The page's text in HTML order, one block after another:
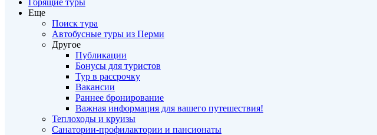
Горящие туры
Еще
Поиск тура
Автобусные туры из Перми
Другое
Публикации
Бонусы для туристов
Тур в рассрочку
Вакансии
Раннее бронирование
Важная информация для вашего путешествия!
Теплоходы и круизы
Санатории-профилактории и пансионаты